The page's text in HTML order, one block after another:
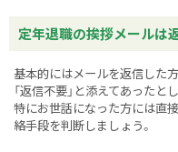
定年退職の挨拶メールは
基本的にはメールを返信した
「返信不要」と添えてあったと
特にお世話になった方には直
絡手段を判断しましょう。